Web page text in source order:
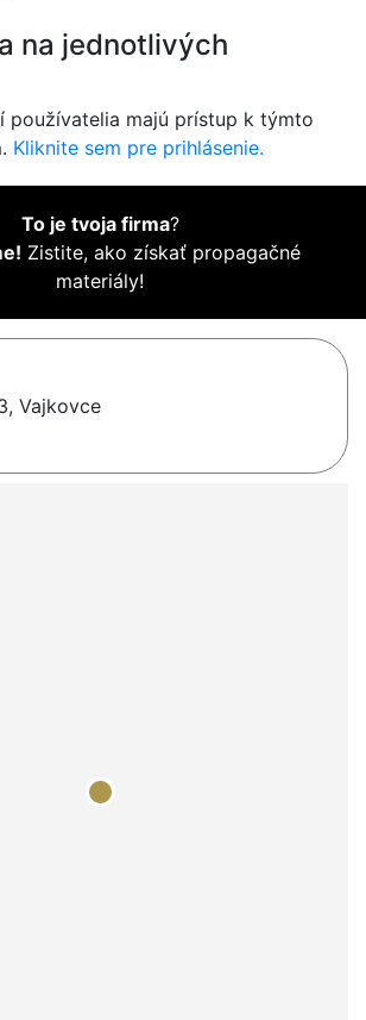
na jednotlivých
používatelia majú prístup k týmto
Kliknite sem pre prihlásenie.
To je tvoja firma?
Zistite, ako získať propagačné
materiály!
Vajkovce